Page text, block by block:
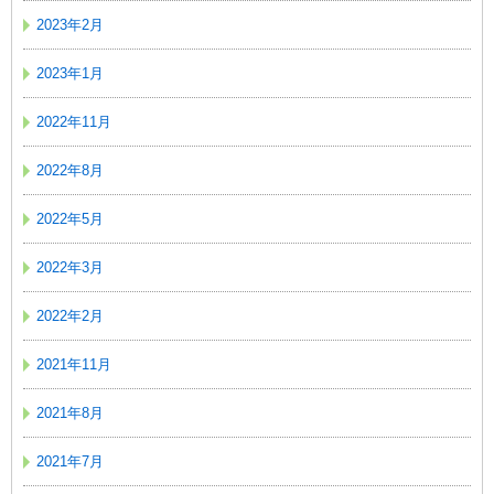
2023年2月
2023年1月
2022年11月
2022年8月
2022年5月
2022年3月
2022年2月
2021年11月
2021年8月
2021年7月